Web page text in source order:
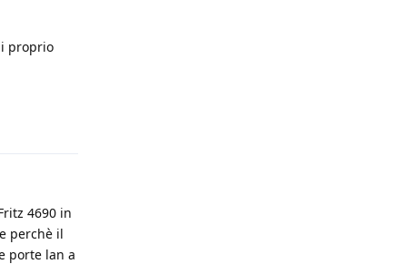
proprio
4690 in
perchè il
porte lan a